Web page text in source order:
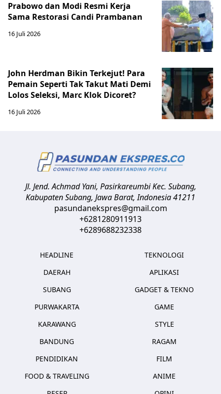
Prabowo dan Modi Resmi Kerja
Sama Restorasi Candi Prambanan
16 Juli 2026
John Herdman Bikin Terkejut! Para
Pemain Seperti Tak Takut Mati Demi
Lolos Seleksi, Marc Klok Dicoret?
16 Juli 2026
Jl. Jend. Achmad Yani, Pasirkareumbi Kec. Subang,
Kabupaten Subang, Jawa Barat,Indonesia41211
pasundanekspres@gmail.com
+6281280911913
+6289688232338
HEADLINE
DAERAH
SUBANG
PURWAKARTA
KARAWANG
BANDUNG
PENDIDIKAN
FOOD & TRAVELING
TEKNOLOGI
APLIKASI
GADGET & TEKNO
GAME
STYLE
RAGAM
FILM
ANIME